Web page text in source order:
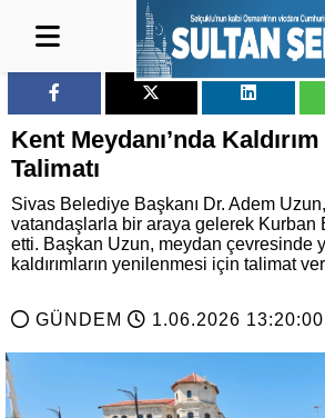
Kent Meydanı’nda
Talimatı
Sivas Belediye Başkanı Dr. Adem
vatandaşlarla bir araya gelerek Kurban
etti. Başkan Uzun, meydan çevresinde
kaldırımların yenilenmesi için talimat
GÜNDEM 1.06.2026 13:20:00